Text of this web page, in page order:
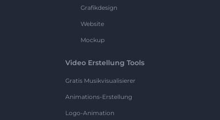
Grafikdesign
Website
Mockup
Video Erstellung Tools
Gratis Musikvisualisierer
Animations-Erstellung
Logo-Animation